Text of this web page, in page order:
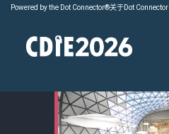
Powered by the Dot Connector®关于Dot Connector